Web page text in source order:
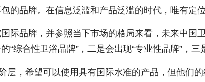
的品牌。在信息泛滥和产品泛滥的时代，唯有定
际品牌，并参照当下市场的格局来看，未来中国
“综合性卫浴品牌”，二是会出现“专业性品牌”，三
层，希望可以使用具有国际水准的产品，但他们